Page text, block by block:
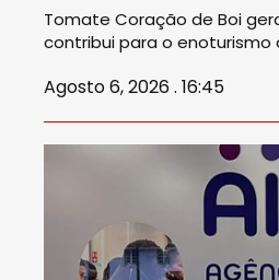
Tomate Coração de Boi
contribui para o enoturismo
Agosto 6, 2026 . 16:45